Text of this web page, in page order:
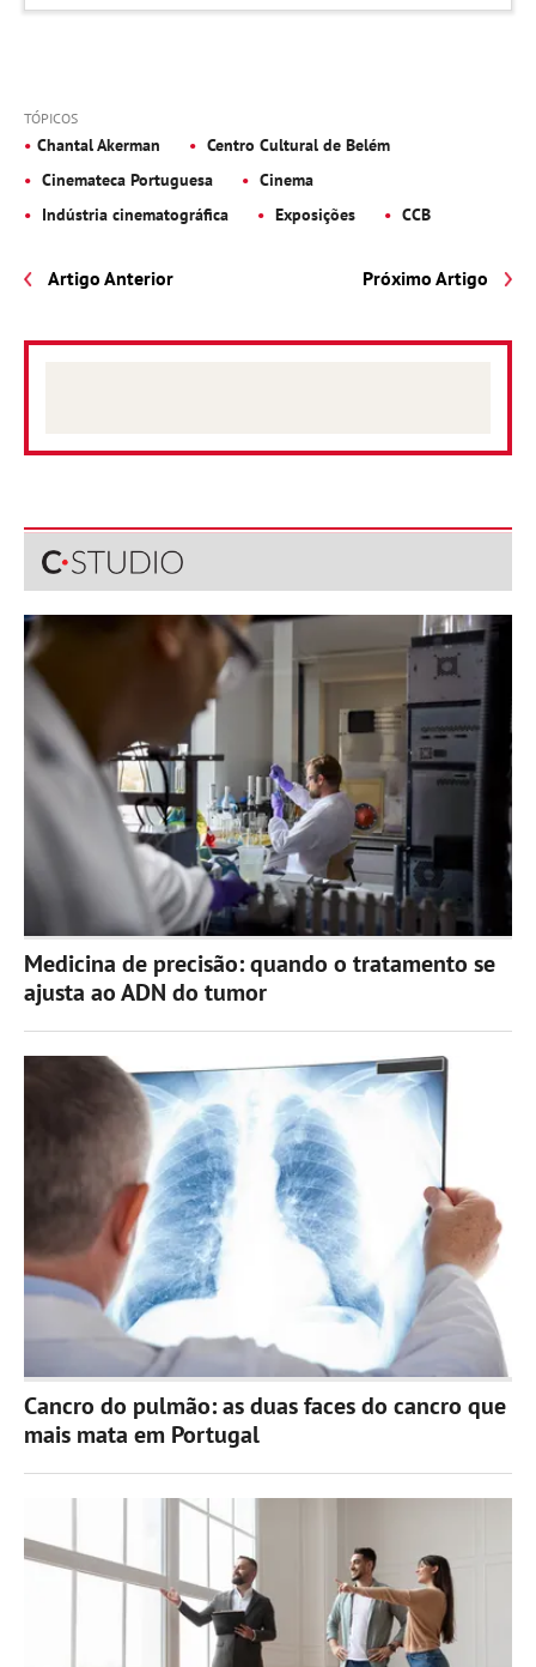
TÓPICOS
Chantal Akerman
Centro Cultural de Belém
Cinemateca Portuguesa
Cinema
Indústria cinematográfica
Exposições CCB
Artigo Anterior Próximo Artigo
Medicina de precisão: quando o tratamento se
ajusta ao ADN do tumor
Cancro do pulmão: as duas faces do cancro que
mais mata em Portugal